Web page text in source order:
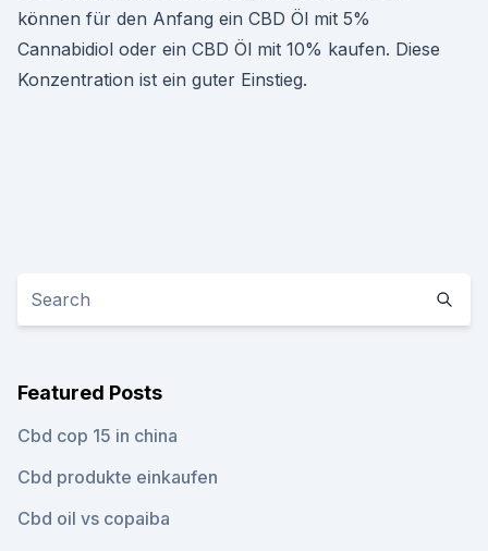
können für den Anfang ein CBD Öl mit 5%
Cannabidiol oder ein CBD Öl mit 10% kaufen. Diese
Konzentration ist ein guter Einstieg.
Featured Posts
Cbd cop 15 in china
Cbd produkte einkaufen
Cbd oil vs copaiba